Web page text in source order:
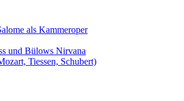
als Kammeroper
und Bülows Nirvana
Tiessen, Schubert)